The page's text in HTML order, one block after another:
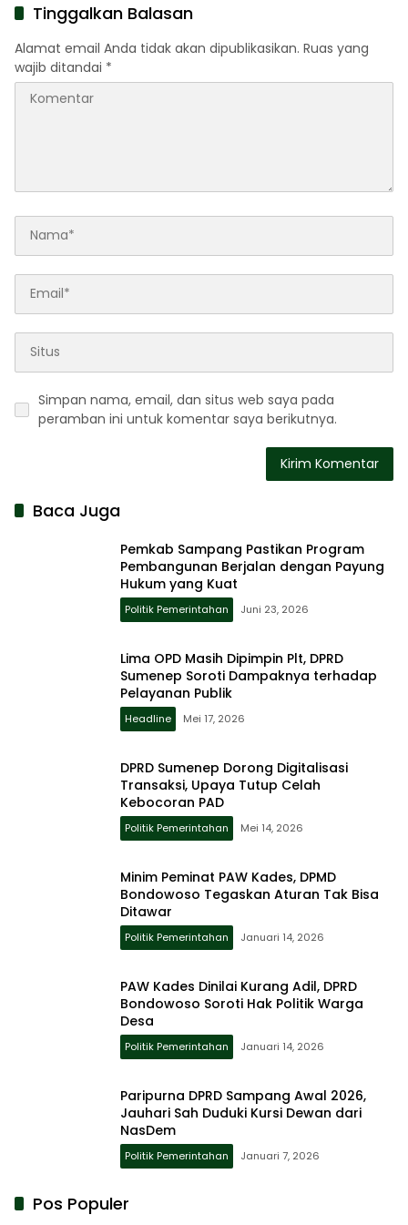
Tinggalkan Balasan
Alamat email Anda tidak akan dipublikasikan. Ruas yang
wajib ditandai *
Simpan nama, email, dan situs web saya pada
peramban ini untuk komentar saya berikutnya.
Baca Juga
Pemkab Sampang Pastikan Program
Pembangunan Berjalan dengan Payung
Hukum yang Kuat
Politik Pemerintahan Juni 23, 2026
Lima OPD Masih Dipimpin Plt, DPRD
Sumenep Soroti Dampaknya terhadap
Pelayanan Publik
Headline Mei 17, 2026
DPRD Sumenep Dorong Digitalisasi
Transaksi, Upaya Tutup Celah
Kebocoran PAD
Politik Pemerintahan Mei 14, 2026
Minim Peminat PAW Kades, DPMD
Bondowoso Tegaskan Aturan Tak Bisa
Ditawar
Politik Pemerintahan Januari 14, 2026
PAW Kades Dinilai Kurang Adil, DPRD
Bondowoso Soroti Hak Politik Warga
Desa
Politik Pemerintahan Januari 14, 2026
Paripurna DPRD Sampang Awal 2026,
Jauhari Sah Duduki Kursi Dewan dari
NasDem
Politik Pemerintahan Januari 7, 2026
Pos Populer